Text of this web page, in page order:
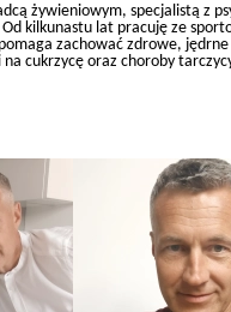
żywieniowym, specjalistą z
kilkunastu lat pracuję ze
zachować zdrowe,
cukrzycę oraz choroby